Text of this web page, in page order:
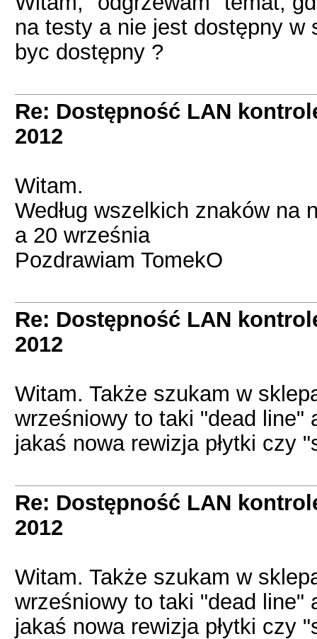
na testy a nie jest dostępny w
byc dostępny ?
Re: Dostępność LAN
2012
Witam.
Według wszelkich znaków na
a 20 września
Pozdrawiam TomekO
Re: Dostępność LAN
2012
Witam. Także szukam w
wrześniowy to taki "dead line"
jakaś nowa rewizja płytki czy
Re: Dostępność LAN
2012
Witam. Także szukam w
wrześniowy to taki "dead line"
jakaś nowa rewizja płytki czy